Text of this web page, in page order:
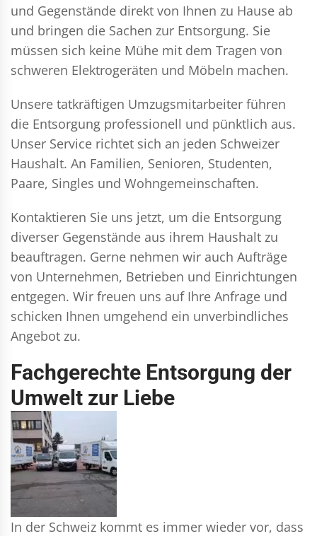
und Gegenstände direkt von Ihnen zu Hause ab
und bringen die Sachen zur Entsorgung. Sie
müssen sich keine Mühe mit dem Tragen von
schweren Elektrogeräten und Möbeln machen.
Unsere tatkräftigen Umzugsmitarbeiter führen
die Entsorgung professionell und pünktlich aus.
Unser Service richtet sich an jeden Schweizer
Haushalt. An Familien, Senioren, Studenten,
Paare, Singles und Wohngemeinschaften.
Kontaktieren Sie uns jetzt, um die Entsorgung
diverser Gegenstände aus ihrem Haushalt zu
beauftragen. Gerne nehmen wir auch Aufträge
von Unternehmen, Betrieben und Einrichtungen
entgegen. Wir freuen uns auf Ihre Anfrage und
schicken Ihnen umgehend ein unverbindliches
Angebot zu.
Fachgerechte Entsorgung der
Umwelt zur Liebe
In der Schweiz kommt es immer wieder vor, dass